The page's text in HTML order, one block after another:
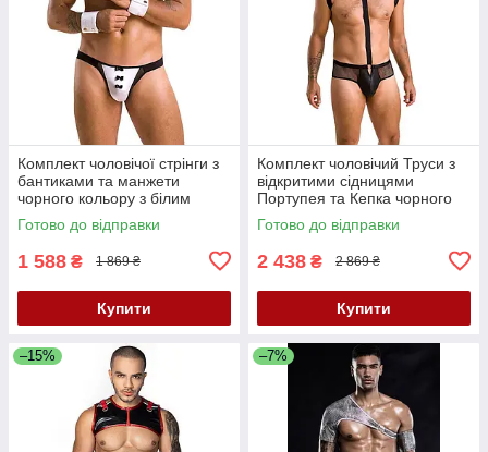
Комплект чоловічої стрінги з
бантиками та манжети
чорного кольору з білим
Passion Set Alfred black 036
розміри L XL Кайф
Готово до відправки
1 588 ₴ 1 869 ₴
Купити
Комплект чоловічий Труси з
відкритими сідницями
Портупея та Кепка чорного
кольору Passion Set John
black 038 розміри XXL XXXL
Готово до відправки
2 438 ₴ 2 869 ₴
Купити
–15% –7%